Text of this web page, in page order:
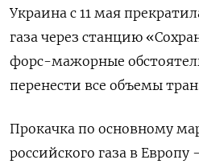
Украина с 11 мая
газа через станцию
форс-мажорные
перенести все объемы
Прокачка по основному
российского газа в Европу